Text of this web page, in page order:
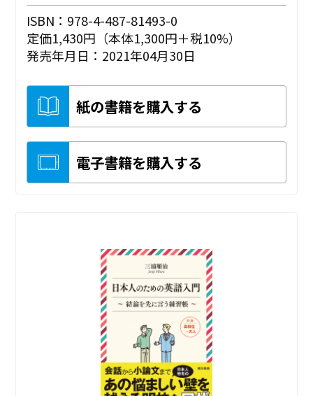
ISBN：978-4-487-81493-0
定価1,430円（本体1,300円＋税10%）
発売年月日：2021年04月30日
紙の書籍を購入する
電子書籍を購入する